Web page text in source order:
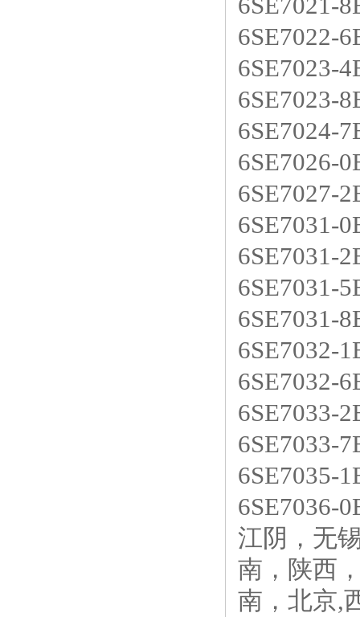
6SE7022-
6SE7023-
6SE7023-
6SE7024-
6SE7026-
6SE7027-
6SE7031-
6SE7031-
6SE7031-
6SE7031-
6SE7032-
6SE7032-
6SE7033-
6SE7033-
6SE7035-
6SE7036-
江阴，无
南，陕西
南，北京,